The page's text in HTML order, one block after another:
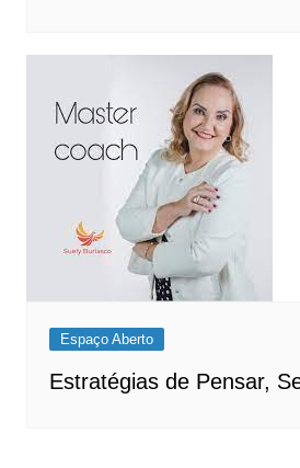
Espaço Aberto
Estratégias de Pensar,